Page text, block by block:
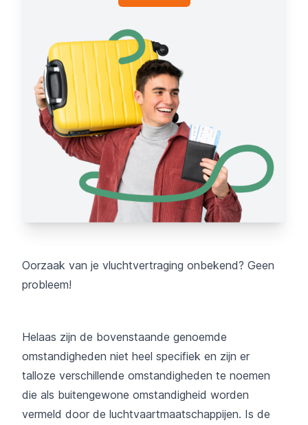
Oorzaak van je vluchtvertraging onbekend? Geen
probleem!
Helaas zijn de bovenstaande genoemde
omstandigheden niet heel specifiek en zijn er
talloze verschillende omstandigheden te noemen
die als buitengewone omstandigheid worden
vermeld door de luchtvaartmaatschappijen. Is de